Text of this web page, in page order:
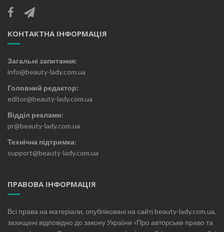
КОНТАКТНА ІНФОРМАЦІЯ
Загальні запитання:
info@beauty-lady.com.ua
Головний редактор:
editor@beauty-lady.com.ua
Відділ реклами:
pr@beauty-lady.com.ua
Технічна підтримка:
support@beauty-lady.com.ua
ПРАВОВА ІНФОРМАЦІЯ
Всі права на матеріали, опубліковані на сайті beauty-lady.com.ua,
захищені відповідно до закону України «Про авторське право та